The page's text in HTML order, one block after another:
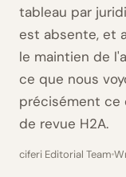
tableau par
est absente, et
le maintien de
ce que nous
précisément ce
de revue H2A.
ciferi Editorial Team